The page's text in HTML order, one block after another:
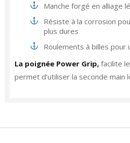
Manche forgé en alliage
Résiste à la corrosion
plus dures
Roulements à billes pour
La poignée Power Grip,facilite
permet d’utiliser la seconde main